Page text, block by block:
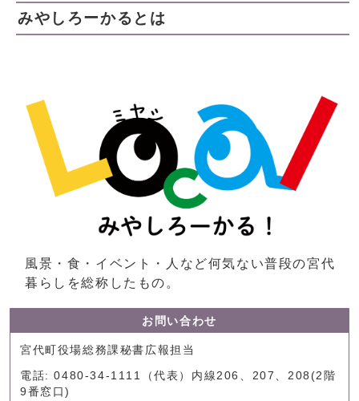
みやしろーかるとは
風景・食・イベント・人など何気ない普段の宮代
暮らしを総称したもの。
お問い合わせ
宮代町役場総務課秘書広報担当
電話: 0480-34-1111（代表）内線206、207、208(2階
9番窓口)